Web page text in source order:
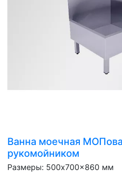
Ванна моечная
рукомойником
Размеры: 500x700x860 мм